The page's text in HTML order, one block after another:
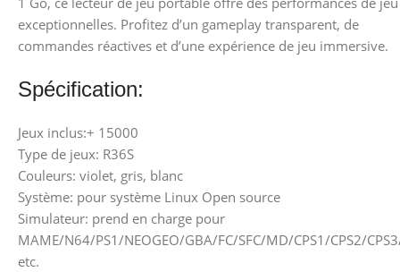
exceptionnelles. Profitez d’un gameplay transparent, de
commandes réactives et d’une expérience de jeu immersive.
Spécification:
Jeux inclus:+ 15000
Type de jeux: R36S
Couleurs: violet, gris, blanc
Système: pour système Linux Open source
Simulateur: prend en charge pour
MAME/N64/PS1/NEOGEO/GBA/FC/SFC/MD/CPS1/CPS2/
etc.